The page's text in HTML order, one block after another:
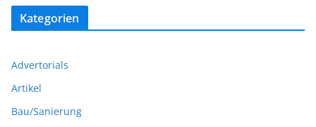
Kategorien
Advertorials
Artikel
Bau/Sanierung